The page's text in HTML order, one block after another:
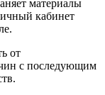
материалы
кабинет
от
с последующим